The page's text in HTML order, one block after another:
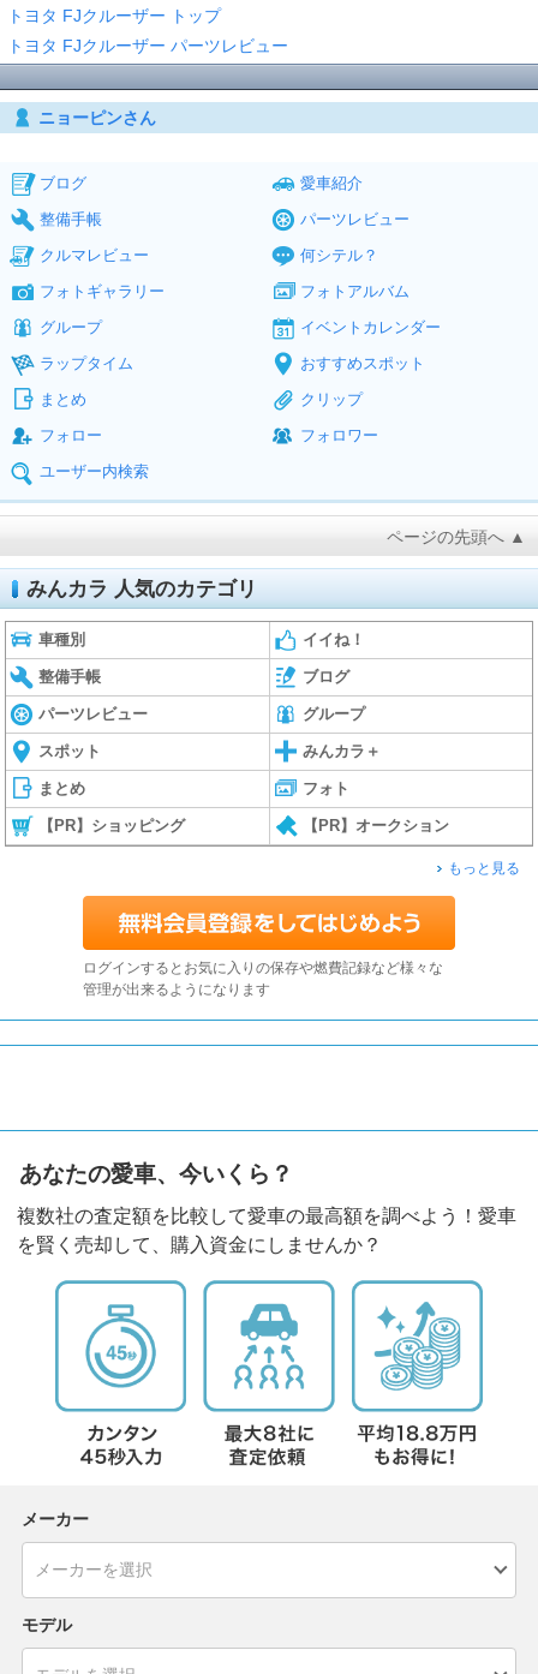
トヨタ FJクルーザー トップ
トヨタ FJクルーザー パーツレビュー
ニョーピンさん
ブログ
愛車紹介
整備手帳
パーツレビュー
クルマレビュー
何シテル？
フォトギャラリー
フォトアルバム
グループ
イベントカレンダー
ラップタイム
おすすめスポット
まとめ
クリップ
フォロー
フォロワー
ユーザー内検索
ページの先頭へ ▲
みんカラ 人気のカテゴリ
車種別 イイね！
整備手帳 ブログ
パーツレビュー グループ
スポット みんカラ＋
まとめ フォト
【PR】ショッピング 【PR】オークション
もっと見る
ログインするとお気に入りの保存や燃費記録など様々な
管理が出来るようになります
あなたの愛車、今いくら？
複数社の査定額を比較して愛車の最高額を調べよう！愛車
を賢く売却して、購入資金にしませんか？
メーカー
モデル